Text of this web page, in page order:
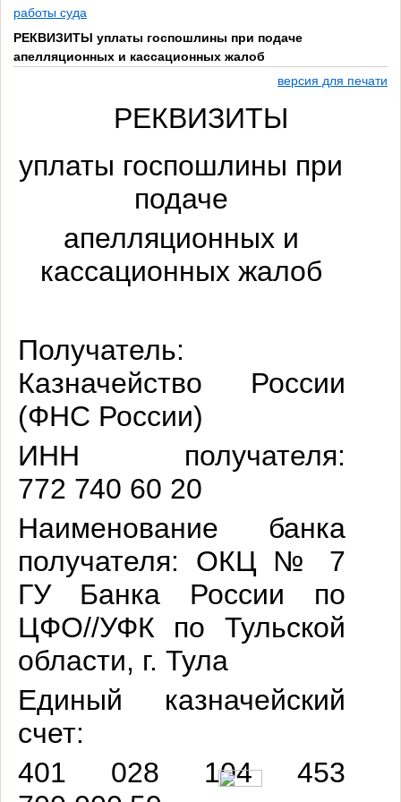
работы суда
РЕКВИЗИТЫ уплаты госпошлины при подаче
апелляционных и кассационных жалоб
версия для печати
РЕКВИЗИТЫ
уплаты госпошлины при
подаче
апелляционных и
кассационных жалоб
Получатель:
Казначейство России
(ФНС России)
ИНН получателя:
772 740 60 20
Наименование банка
получателя:
ОКЦ № 7
ГУ Банка России по
ЦФО//УФК по Тульской
области, г. Тула
Единый казначейский
счет:
401
028 104
453